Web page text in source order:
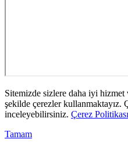
Sitemizde sizlere daha iyi
şekilde çerezler kullanmaktayız.
inceleyebilirsiniz. Çerez Politikası
Tamam